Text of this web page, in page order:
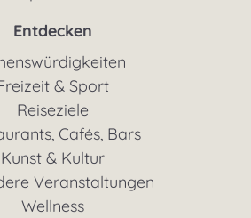
Entdecken
& Sport
Reiseziele
Cafés, Bars
Kunst & Kultur
Veranstaltungen
Wellness